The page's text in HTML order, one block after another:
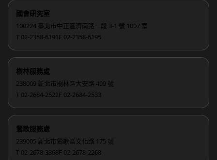
國會研究室
100224 臺北市中正區濟南路一段 3-1 號 1007 室
T 02-2358-6191 F 02-2358-6195
樹林服務處
238009 新北市樹林區大安路 499 號
T 02-2684-2522F 02-2684-2533
鶯歌服務處
239005 新北市鶯歌區文化路 175 號
T 02-2678-3368F 02-2678-2268